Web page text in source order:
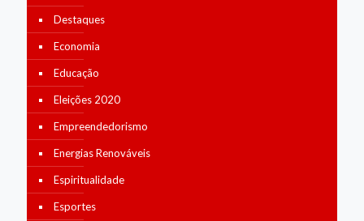
Destaques
Economia
Educação
Eleições 2020
Empreendedorismo
Energias Renováveis
Espiritualidade
Esportes